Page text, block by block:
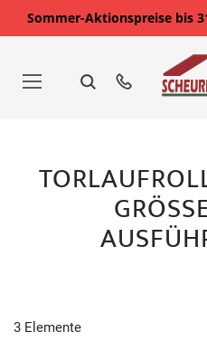
Sommer-Aktionspreise bis
springen
3 Elemente